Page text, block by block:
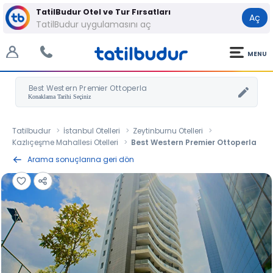
TatilBudur Otel ve Tur Fırsatları
TatilBudur uygulamasını aç
Aç
MENU
Best Western Premier Ottoperla
Tatilbudur İstanbul Otelleri
Zeytinburnu Otelleri
Kazlıçeşme Mahallesi Otelleri
Best Western Premier Ottoperla
Arama sonuçlarına geri dön